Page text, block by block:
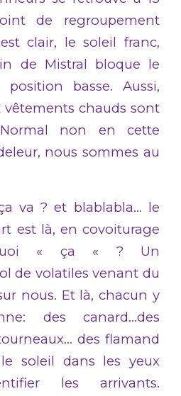
de regroupement
clair, le soleil franc,
de Mistral bloque le
basse. Aussi,
chauds sont
non en cette
nous sommes au
va ? et blablabla… le
est là, en covoiturage
quoi « ça « ? Un
de volatiles venant du
nous. Et là, chacun y
des canard…des
des flamand
le soleil dans les yeux
les arrivants.